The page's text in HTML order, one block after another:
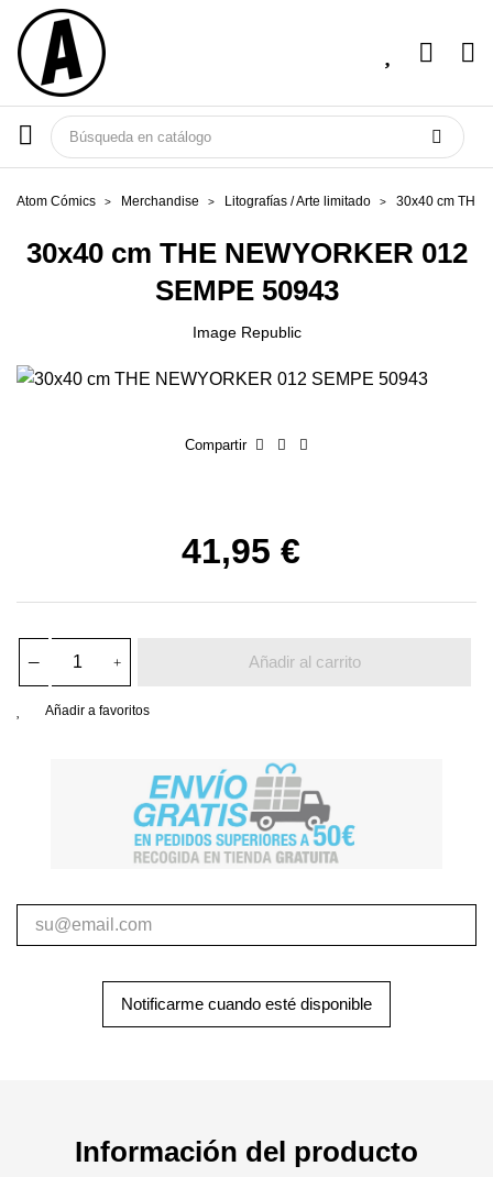
Atom Cómics Merchandise Litografías / Arte limitado 30x40 cm THE
30x40 cm THE NEWYORKER 012
SEMPE 50943
Image Republic
Compartir
41,95 €
Añadir al carrito
Añadir a favoritos
Notificarme cuando esté disponible
Información del producto